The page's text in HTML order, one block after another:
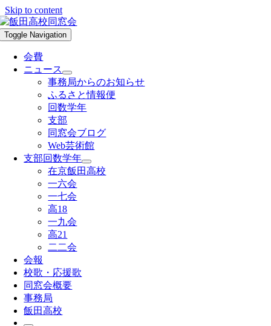
Skip to content
Toggle Navigation
会費
ニュース
事務局からのお知らせ
ふるさと情報便
回数学年
支部
同窓会ブログ
Web芸術館
支部回数学年
在京飯田高校
一六会
一七会
高18
一九会
高21
二二会
会報
校歌・応援歌
同窓会概要
事務局
飯田高校